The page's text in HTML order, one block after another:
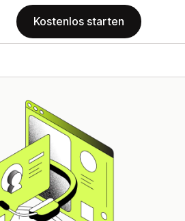
Kostenlos starten